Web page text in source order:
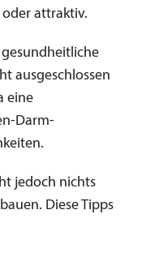
attraktiv.
ausgeschlossen
eine
Darm-
jedoch nichts
Diese Tipps